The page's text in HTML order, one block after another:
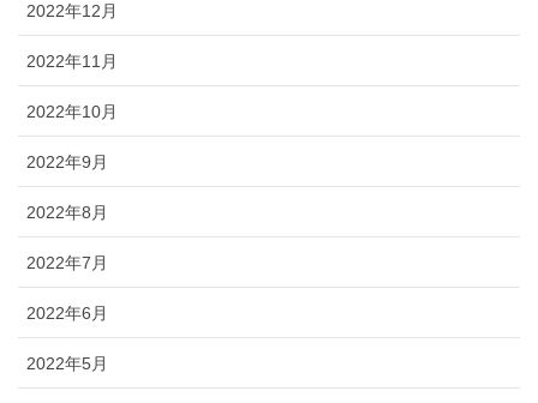
2022年12月
2022年11月
2022年10月
2022年9月
2022年8月
2022年7月
2022年6月
2022年5月